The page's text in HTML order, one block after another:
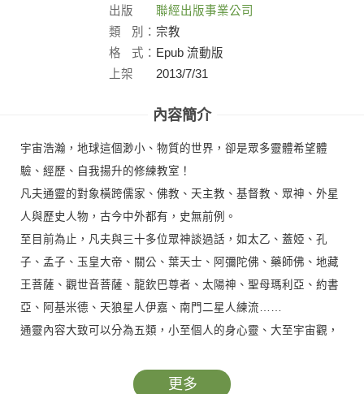
出版
社：
聯經出版事業公司
類
別： 宗教
格
式： Epub 流動版
上架
2013/7/31
內容簡介
宇宙浩瀚，地球這個渺小、物質的世界，卻是眾多靈體希望體
驗、經歷、自我揚升的修練教室！
凡夫通靈的對象橫跨儒家、佛教、天主教、基督教、眾神、外星
人與歷史人物，古今中外都有，史無前例。
至目前為止，凡夫與三十多位眾神談過話，如太乙、蓋婭、孔
子、孟子、玉皇大帝、關公、葉天士、阿彌陀佛、藥師佛、地藏
王菩薩、觀世音菩薩、龍欽巴尊者、太陽神、聖母瑪利亞、約書
亞、阿基米德、天狼星人伊嘉、南門二星人練流……
通靈內容大致可以分為五類，小至個人的身心靈、大至宇宙觀，
更多